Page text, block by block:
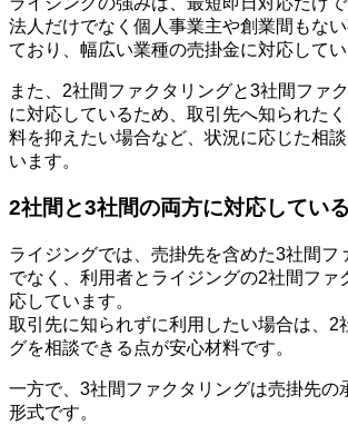
法人だけでなく個人事業主や創業間もな
ており、幅広い業種の売掛金に対応してい
また、2社間ファクタリングと3社間ファ
に対応しているため、取引先へ知られた
料を抑えたい場合など、状況に応じた相
います。
2社間と3社間の両方に対応している
ライジングでは、売掛先を含めた3社間フ
でなく、利用者とライジングの2社間ファ
応しています。
取引先に知られずに利用したい場合は、2
グを相談できる点が安心材料です。
一方で、3社間ファクタリングは売掛先の
形式です。